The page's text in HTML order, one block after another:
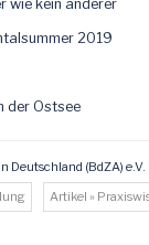
wie kein anderer
2019
der Ostsee
Deutschland (BdZA) e.V.
Artikel »